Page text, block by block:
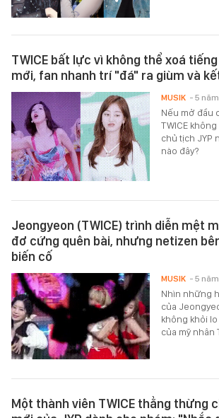
TWICE bất lực vì không thể xoá
mới, fan nhanh trí "đá" ra giùm và
Nếu mở đầu
TWICE
chủ tịch JYP
nào đây?
MUSIK - 5
Jeongyeon (TWICE) trình diễn mệt
đơ cứng quên bài, nhưng netizen
biến cố
Nhìn những
của
không khỏi
của mỹ nhân
MUSIK - 5
Một thành viên TWICE thẳng thừng